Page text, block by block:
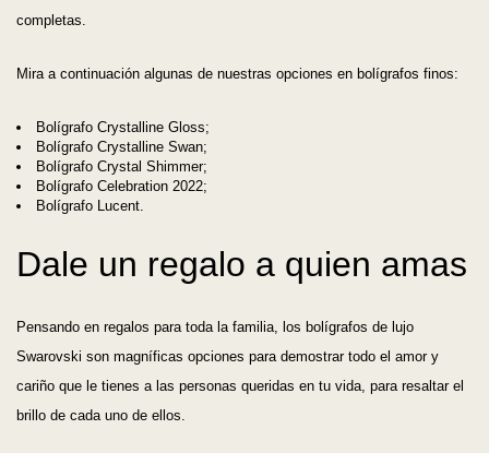
completas.
Mira a continuación algunas de nuestras opciones en bolígrafos finos:
Bolígrafo Crystalline Gloss;
Bolígrafo Crystalline Swan;
Bolígrafo Crystal Shimmer;
Bolígrafo Celebration 2022;
Bolígrafo Lucent.
Dale un regalo a quien amas
Pensando en regalos para toda la familia, los bolígrafos de lujo
Swarovski son magníficas opciones para demostrar todo el amor y
cariño que le tienes a las personas queridas en tu vida, para resaltar el
brillo de cada uno de ellos.